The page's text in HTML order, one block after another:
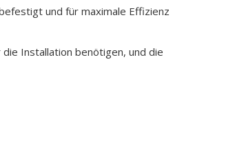
und für maximale Effizienz
Installation benötigen, und die